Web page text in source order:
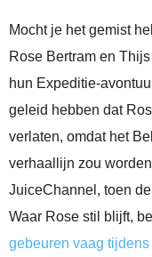
Mocht je het gemist
Rose Bertram en
hun Expeditie-
geleid hebben dat
verlaten, omdat het
verhaallijn zou
JuiceChannel, toen
Waar Rose stil blijft,
gebeuren vaag